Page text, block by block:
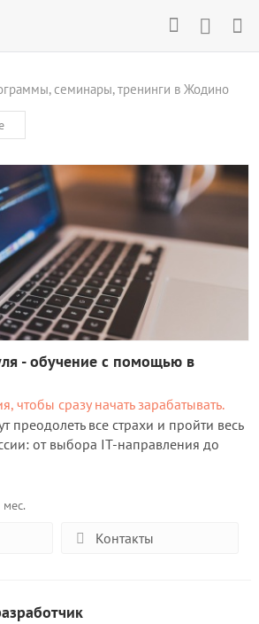
семинары, тренинги в Жодино
- обучение с помощью в
чтобы сразу начать зарабатывать.
преодолеть все страхи и пройти весь
от выбора IT-направления до
Контакты